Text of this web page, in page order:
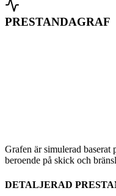
PRESTANDAGRAF
Grafen är simulerad baserat
beroende på skick och
DETALJERAD